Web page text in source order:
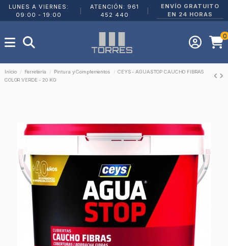
LUNES A VIERNES:
09:00 - 19:00
ATENCIÓN: 961
452 440
ENVÍO GRATUITO
EN 24 HORAS
0
Inicio Ferretería Pintura y Complementos
CEYS - AGUASTOP CAUCHO FIBRAS
COLOR VERDE - 20 KG